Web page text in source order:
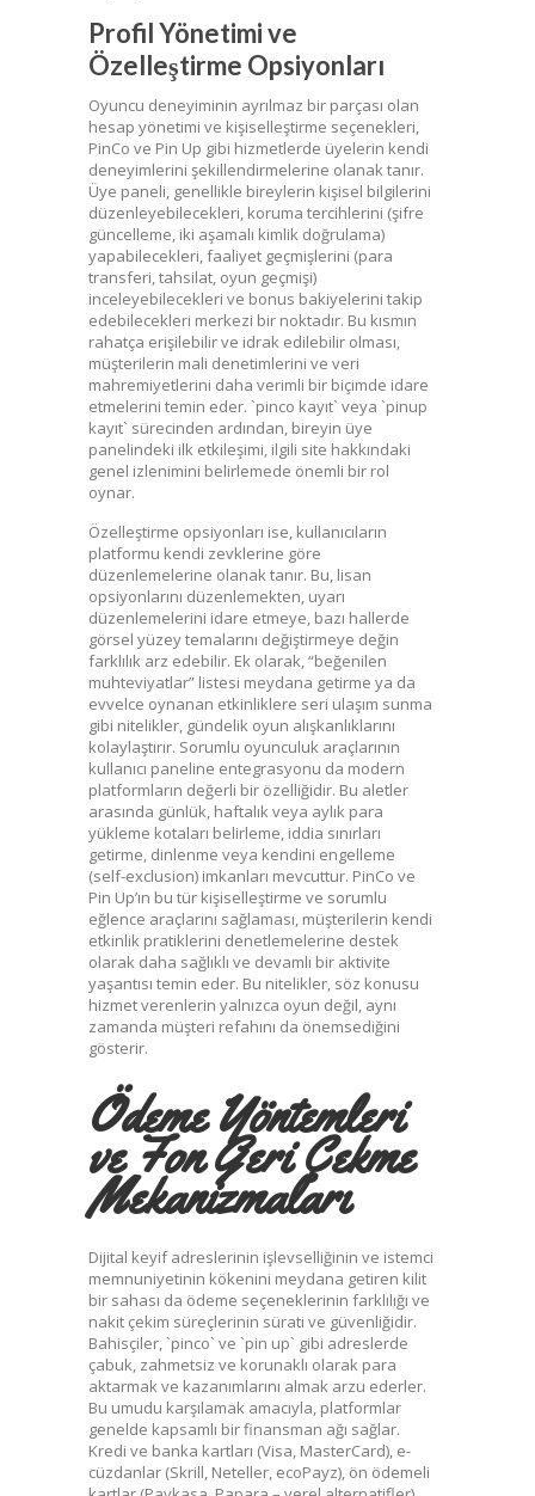
Profil Yönetimi ve
Özelleştirme Opsiyonları
Oyuncu deneyiminin ayrılmaz bir parçası olan
hesap yönetimi ve kişiselleştirme seçenekleri,
PinCo ve Pin Up gibi hizmetlerde üyelerin kendi
deneyimlerini şekillendirmelerine olanak tanır.
Üye paneli, genellikle bireylerin kişisel bilgilerini
düzenleyebilecekleri, koruma tercihlerini (şifre
güncelleme, iki aşamalı kimlik doğrulama)
yapabilecekleri, faaliyet geçmişlerini (para
transferi, tahsilat, oyun geçmişi)
inceleyebilecekleri ve bonus bakiyelerini takip
edebilecekleri merkezi bir noktadır. Bu kısmın
rahatça erişilebilir ve idrak edilebilir olması,
müşterilerin mali denetimlerini ve veri
mahremiyetlerini daha verimli bir biçimde idare
etmelerini temin eder. `pinco kayıt` veya `pinup
kayıt` sürecinden ardından, bireyin üye
panelindeki ilk etkileşimi, ilgili site hakkındaki
genel izlenimini belirlemede önemli bir rol
oynar.
Özelleştirme opsiyonları ise, kullanıcıların
platformu kendi zevklerine göre
düzenlemelerine olanak tanır. Bu, lisan
opsiyonlarını düzenlemekten, uyarı
düzenlemelerini idare etmeye, bazı hallerde
görsel yüzey temalarını değiştirmeye değin
farklılık arz edebilir. Ek olarak, “beğenilen
muhteviyatlar” listesi meydana getirme ya da
evvelce oynanan etkinliklere seri ulaşım sunma
gibi nitelikler, gündelik oyun alışkanlıklarını
kolaylaştırır. Sorumlu oyunculuk araçlarının
kullanıcı paneline entegrasyonu da modern
platformların değerli bir özelliğidir. Bu aletler
arasında günlük, haftalık veya aylık para
yükleme kotaları belirleme, iddia sınırları
getirme, dinlenme veya kendini engelleme
(self-exclusion) imkanları mevcuttur. PinCo ve
Pin Up’ın bu tür kişiselleştirme ve sorumlu
eğlence araçlarını sağlaması, müşterilerin kendi
etkinlik pratiklerini denetlemelerine destek
olarak daha sağlıklı ve devamlı bir aktivite
yaşantısı temin eder. Bu nitelikler, söz konusu
hizmet verenlerin yalnızca oyun değil, aynı
zamanda müşteri refahını da önemsediğini
gösterir.
Ödeme Yöntemleri
ve Fon Geri Çekme
Mekanizmaları
Dijital keyif adreslerinin işlevselliğinin ve istemci
memnuniyetinin kökenini meydana getiren kilit
bir sahası da ödeme seçeneklerinin farklılığı ve
nakit çekim süreçlerinin sürati ve güvenliğidir.
Bahisçiler, `pinco` ve `pin up` gibi adreslerde
çabuk, zahmetsiz ve korunaklı olarak para
aktarmak ve kazanımlarını almak arzu ederler.
Bu umudu karşılamak amacıyla, platformlar
genelde kapsamlı bir finansman ağı sağlar.
Kredi ve banka kartları (Visa, MasterCard), e-
cüzdanlar (Skrill, Neteller, ecoPayz), ön ödemeli